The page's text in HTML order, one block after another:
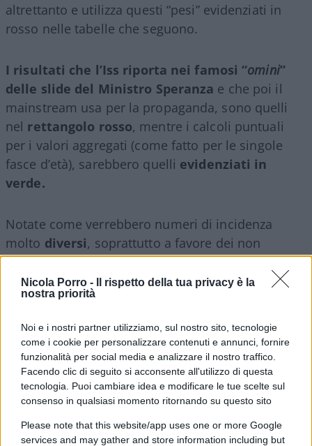
Nicola Porro -
Il rispetto della tua privacy è la
nostra priorità
Noi e i nostri partner utilizziamo, sul nostro sito, tecnologie
come i cookie per personalizzare contenuti e annunci, fornire
funzionalità per social media e analizzare il nostro traffico.
Facendo clic di seguito si acconsente all'utilizzo di questa
tecnologia. Puoi cambiare idea e modificare le tue scelte sul
consenso in qualsiasi momento ritornando su questo sito
Please note that this website/app uses one or more Google
services and may gather and store information including but
altrettanto e utilizza questi “pesi” evidenziati in
rosso nelle tabelle che seguono.
I risultati che l’Iss riporta nei famosi “omini”
delle slide del Ministro Speranza e che poi il
mainstream usa per la propaganda, sono quelli
nel rettangolo rosso, mentre i calcoli puntuali
per i valori aggregati (come fatto per le singole
fasce d’età), sarebbero quelli evidenziati in
verde.
Notate come verrebbero numeri di incidenza
molto diversi, soprattutto a favore dei non
vaccinati.